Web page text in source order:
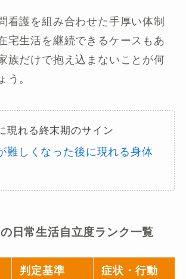
看護を組み合わせた手厚い体制
宅生活を継続できるケースもあ
族だけで抱え込まないことが何
う。
現れる終末期のサイン
難しくなった後に現れる身体
日常生活自立度ランク一覧
判定基準
症状・行動